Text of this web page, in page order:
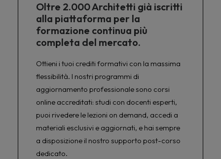
Oltre 2.000 Architetti già iscritti
alla piattaforma per la
formazione continua più
completa del mercato.
Ottieni i tuoi crediti formativi con la massima
flessibilità. I nostri programmi di
aggiornamento professionale sono corsi
online accreditati: studi con docenti esperti,
puoi rivedere le lezioni on demand, accedi a
materiali esclusivi e aggiornati, e hai sempre
a disposizione il nostro supporto post-corso
dedicato.